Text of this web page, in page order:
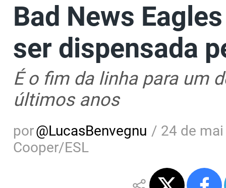
Bad News
ser dispensada
É o fim da linha para um
últimos anos
por@LucasBenvegnu / 24 de
Cooper/ESL